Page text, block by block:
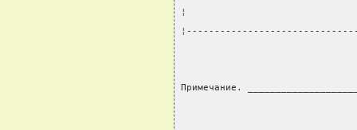
¦
Примечание.